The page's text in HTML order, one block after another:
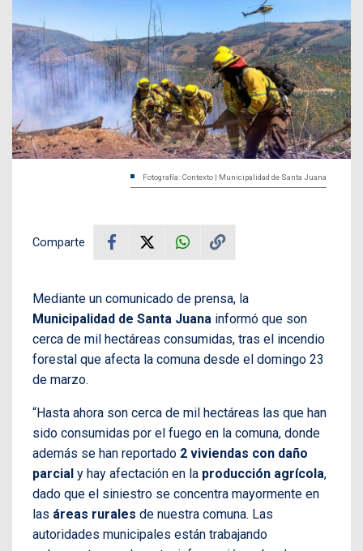
Fotografía: Contexto | Municipalidad de Santa Juana
Comparte
Mediante un comunicado de prensa, la
Municipalidad de Santa Juana informó que son
cerca de mil hectáreas consumidas, tras el incendio
forestal que afecta la comuna desde el domingo 23
de marzo.
“Hasta ahora son cerca de mil hectáreas las que han
sido consumidas por el fuego en la comuna, donde
además se han reportado 2 viviendas con daño
parcial y hay afectación en la producción agrícola,
dado que el siniestro se concentra mayormente en
las áreas rurales de nuestra comuna. Las
autoridades municipales están trabajando